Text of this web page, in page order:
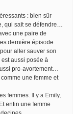
: bien sûr
qui sait se défendre…
une paire de
dernière épisode
aller sauver son
aussi posée à
pro-avortement…
une femme et
femmes. Il y a Emily,
enfin une femme